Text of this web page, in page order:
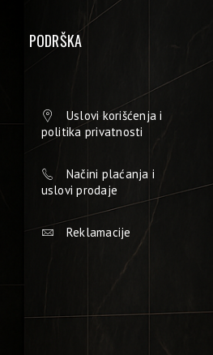
PODRŠKA
Uslovi korišćenja i
politika privatnosti
Načini plaćanja i
uslovi prodaje
Reklamacije